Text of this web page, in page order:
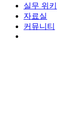
실무 위키
자료실
커뮤니티